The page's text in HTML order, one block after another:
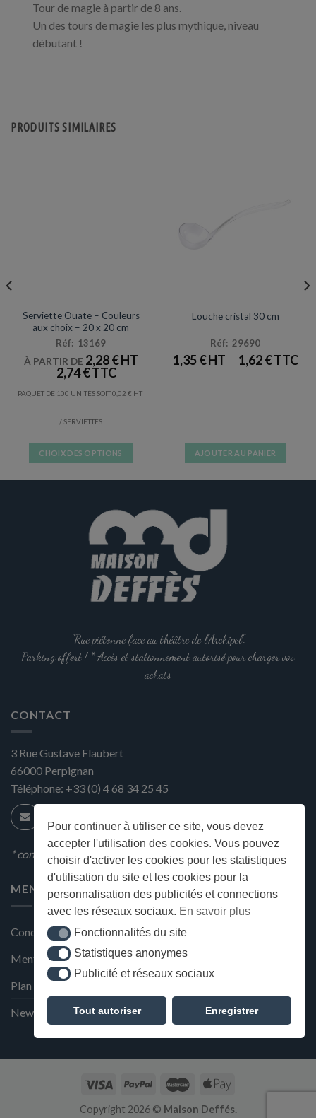
Pour continuer à utiliser ce site, vous devez
accepter l'utilisation des cookies. Vous pouvez
choisir d'activer les cookies pour les statistiques
d'utilisation du site et les cookies pour la
personnalisation des publicités et connections
avec les réseaux sociaux. En savoir plus
Fonctionnalités du site
Fonctionnalités du site
Statistiques anonymes
Statistiques anonymes
Publicité et réseaux sociaux
Publicité et réseaux sociaux
Tout autoriser Enregistrer
Tour de magie à partir de 8 ans.
Un des tours de magie les plus mythique, niveau
débutant !
PRODUITS SIMILAIRES
Serviette Ouate – Couleurs
aux choix – 20 x 20 cm
Réf: 13169
À PARTIR DE 2,28€
2,74€
PAQUET DE 100 UNITÉS SOIT0,02 €
/ SERVIETTES
CHOIX DES OPTIONS
plusieurs
variations.
Les
options
peuvent
être
choisies
la
page
du
Louche cristal 30 cm
Réf: 29690
1,35€ 1,62€
AJOUTER AU PANIER
"Rue piétonne face au théâtre de l'Archipel".
Parking offert ! * Accès et stationnement autorisé pour charger vos
achats
CONTACT
3 Rue Gustave Flaubert
66000 Perpignan
Téléphone: +33 (0) 4 68 34 25 45
* condition en magasin
MENU
Conditions générales de ventes
Mentions Légales et Politique de confidentialité
Plan du site
Newsletter de la Maison Deffès
Copyright 2026 © Maison Deffés.